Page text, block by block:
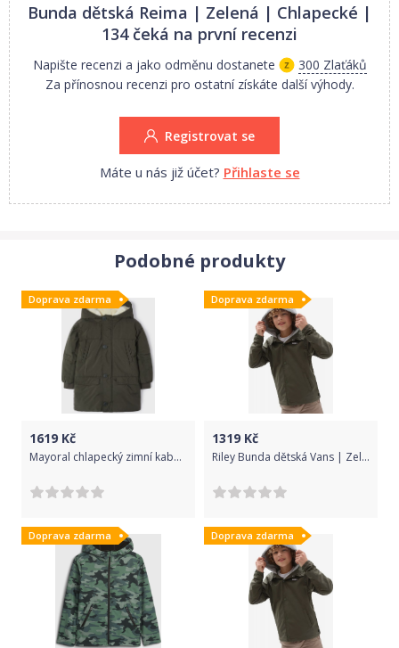
Bunda dětská Reima | Zelená | Chlapecké |
134 čeká na první recenzi
Napište recenzi a jako odměnu dostanete
300 Zlaťáků
Za přínosnou recenzi pro ostatní získáte další výhody.
Registrovat se
Máte u nás již účet? Přihlaste se
Podobné produkty
Doprava zdarma
1619 Kč
Mayoral chlapecký zimní kabát s kožešinou 4462 - 82 Velikost: 104
Doprava zdarma
1319 Kč
Riley Bunda dětská Vans | Zelená | Chlapecké | S
Doprava zdarma Doprava zdarma